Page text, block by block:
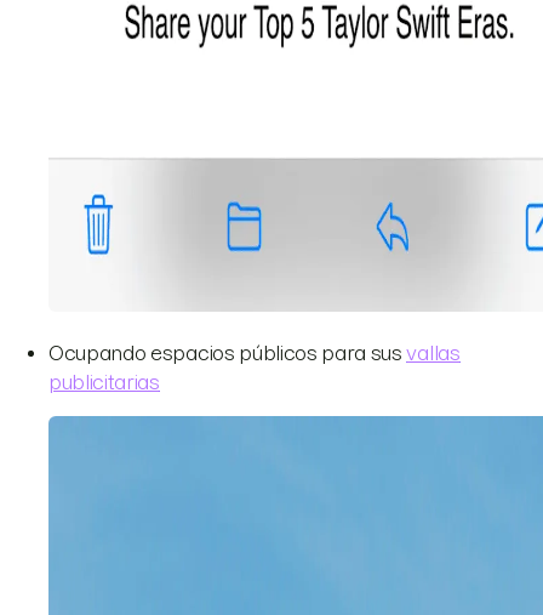
Ocupando espacios públicos para susvallas
publicitarias